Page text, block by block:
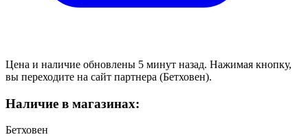
Цена и наличие обновлены 5 минут назад. Нажимая кнопку,
вы переходите на сайт партнера (Бетховен).
Наличие в магазинах:
Бетховен